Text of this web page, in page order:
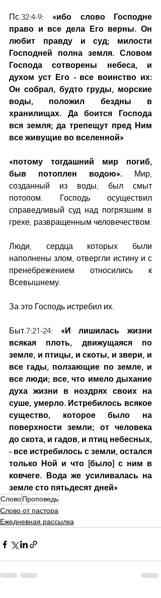
Пс.32:4-9: «ибо слово Господне
право и все дела Его верны. Он
любит правду и суд; милости
Господней полна земля. Словом
Господа сотворены небеса, и
духом уст Его - все воинство их:
Он собрал, будто груды, морские
воды, положил бездны в
хранилищах. Да боится Господа
вся земля; да трепещут пред Ним
все живущие во вселенной»
«потому тогдашний мир погиб,
быв потоплен водою». Мир,
созданный из воды, был смыт
потопом. Господь осуществил
справедливый суд над погрязшим в
грехе, развращенным человечеством.
Люди, сердца которых были
наполнены злом, отвергли истину и с
пренебрежением относились к
Всевышнему.
За это Господь истребил их.
Быт.7:21-24: «И лишилась жизни
всякая плоть, движущаяся по
земле, и птицы, и скоты, и звери, и
все гады, ползающие по земле, и
все люди; все, что имело дыхание
духа жизни в ноздрях своих на
суше, умерло. Истребилось всякое
существо, которое было на
поверхности земли; от человека
до скота, и гадов, и птиц небесных,
- все истребилось с земли, остался
только Ной и что [было] с ним в
ковчеге. Вода же усиливалась на
земле сто пятьдесят дней»
СловоПроповедь
Слово от пастора
Ежедневная рассылка